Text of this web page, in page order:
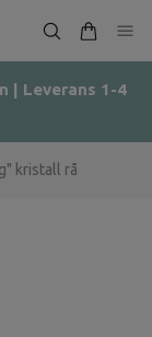
| Leverans 1-4
kristall rå